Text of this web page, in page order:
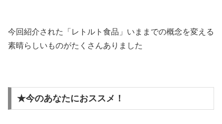
今回紹介された「レトルト食品」いままでの概念を変える
素晴らしいものがたくさんありました
★今のあなたにおススメ！